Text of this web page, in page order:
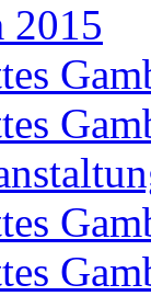
2015